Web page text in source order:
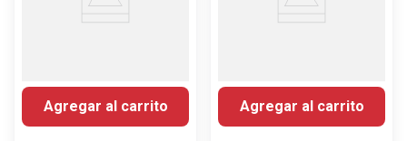
Agregar al carrito Agregar al carrito